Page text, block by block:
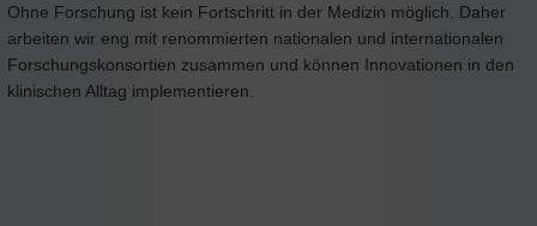
Ohne Forschung ist kein Fortschritt in der Medizin möglich. Daher
arbeiten wir eng mit renommierten nationalen und internationalen
Forschungskonsortien zusammen und können Innovationen in den
klinischen Alltag implementieren.